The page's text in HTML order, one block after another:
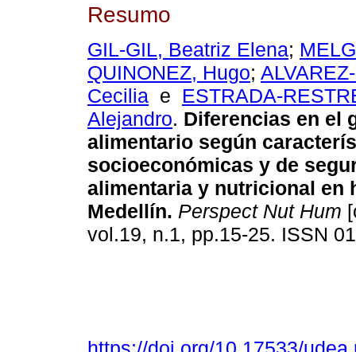
Resumo
GIL-GIL, Beatriz Elena;
QUINONEZ, Hugo;
Cecilia e ESTRADA-
Alejandro. Diferencias en el
alimentario según
socioeconómicas y de
alimentaria y nutricional en
Medellín. Perspect Nut Hum
vol.19, n.1, pp.15-25. ISSN